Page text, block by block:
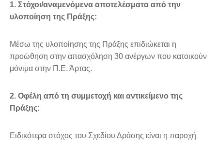
1. Στόχοι/αναμενόμενα αποτελέσματα από την
υλοποίηση της Πράξης:
Μέσω της υλοποίησης της Πράξης επιδιώκεται η
προώθηση στην απασχόληση 30 ανέργων που κατοικούν
μόνιμα στην Π.Ε. Άρτας.
2. Οφέλη από τη συμμετοχή και αντικείμενο της
Πράξης:
Ειδικότερα στόχος του Σχεδίου Δράσης είναι η παροχή